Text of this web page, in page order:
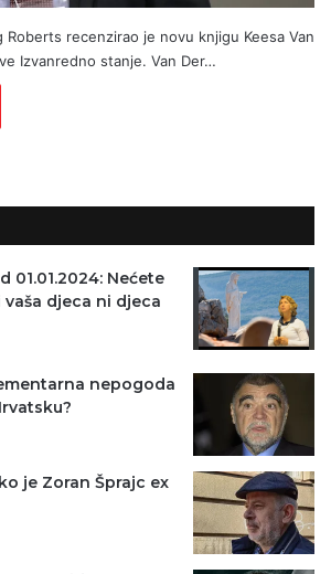
Roberts recenzirao je novu knjigu Keesa Van
Izvanredno stanje. Van Der…
01.01.2024: Nećete
djeca ni djeca
nepogoda
je Zoran Šprajc ex